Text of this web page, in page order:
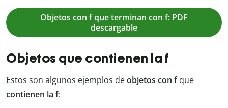
Objetos con f que terminan con f: PDF
descargable
Objetos que contienen la f
Estos son algunos ejemplos deobjetos con fque
contienen la f: